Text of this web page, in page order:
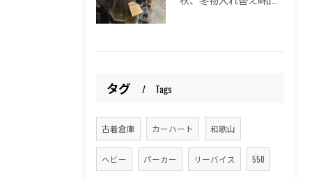
タグ Tags
古着倉庫 カーハート 和歌山
ヘビー パーカー リーバイス 550